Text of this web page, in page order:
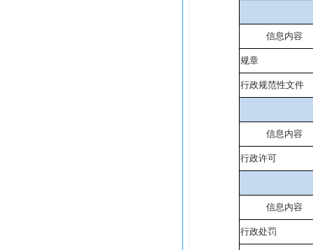
信息内容
规章
行政规范性文件
信息内容
行政许可
信息内容
行政处罚